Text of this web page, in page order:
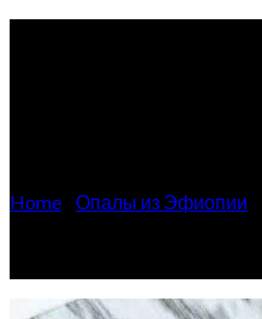
Home Опалы из Эфиопии